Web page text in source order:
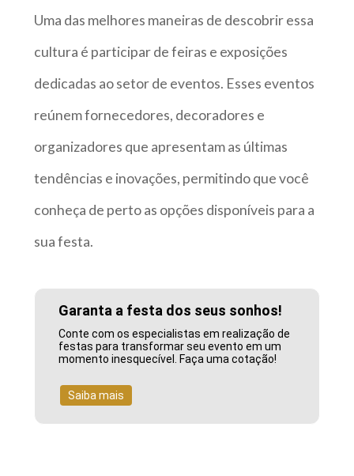
Uma das melhores maneiras de descobrir essa
cultura é participar de feiras e exposições
dedicadas ao setor de eventos. Esses eventos
reúnem fornecedores, decoradores e
organizadores que apresentam as últimas
tendências e inovações, permitindo que você
conheça de perto as opções disponíveis para a
sua festa.
Garanta a festa dos seus sonhos!
Conte com os especialistas em realização de
festas para transformar seu evento em um
momento inesquecível. Faça uma cotação!
Saiba mais